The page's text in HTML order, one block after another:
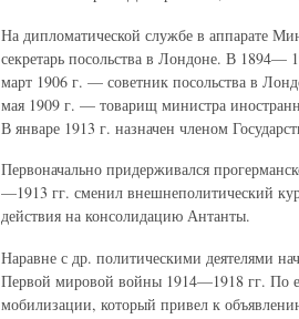
На дипломатической службе в аппарате
секретарь посольства в Лондоне. В
март 1906 г. — советник посольства в
мая 1909 г. — товарищ министра
В январе 1913 г. назначен членом
Первоначально придерживался
—1913 гг. сменил внешнеполитический
действия на консолидацию Антанты.
Наравне с др. политическими деятелями
Первой мировой войны 1914—1918 гг. По
мобилизации, который привел к